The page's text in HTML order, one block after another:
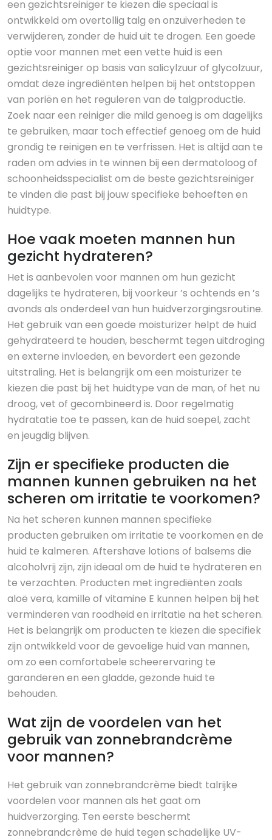
een gezichtsreiniger te kiezen die speciaal is
ontwikkeld om overtollig talg en onzuiverheden te
verwijderen, zonder de huid uit te drogen. Een goede
optie voor mannen met een vette huid is een
gezichtsreiniger op basis van salicylzuur of glycolzuur,
omdat deze ingrediënten helpen bij het ontstoppen
van poriën en het reguleren van de talgproductie.
Zoek naar een reiniger die mild genoeg is om dagelijks
te gebruiken, maar toch effectief genoeg om de huid
grondig te reinigen en te verfrissen. Het is altijd aan te
raden om advies in te winnen bij een dermatoloog of
schoonheidsspecialist om de beste gezichtsreiniger
te vinden die past bij jouw specifieke behoeften en
huidtype.
Hoe vaak moeten mannen hun
gezicht hydrateren?
Het is aanbevolen voor mannen om hun gezicht
dagelijks te hydrateren, bij voorkeur ’s ochtends en ’s
avonds als onderdeel van hun huidverzorgingsroutine.
Het gebruik van een goede moisturizer helpt de huid
gehydrateerd te houden, beschermt tegen uitdroging
en externe invloeden, en bevordert een gezonde
uitstraling. Het is belangrijk om een moisturizer te
kiezen die past bij het huidtype van de man, of het nu
droog, vet of gecombineerd is. Door regelmatig
hydratatie toe te passen, kan de huid soepel, zacht
en jeugdig blijven.
Zijn er specifieke producten die
mannen kunnen gebruiken na het
scheren om irritatie te voorkomen?
Na het scheren kunnen mannen specifieke
producten gebruiken om irritatie te voorkomen en de
huid te kalmeren. Aftershave lotions of balsems die
alcoholvrij zijn, zijn ideaal om de huid te hydrateren en
te verzachten. Producten met ingrediënten zoals
aloë vera, kamille of vitamine E kunnen helpen bij het
verminderen van roodheid en irritatie na het scheren.
Het is belangrijk om producten te kiezen die specifiek
zijn ontwikkeld voor de gevoelige huid van mannen,
om zo een comfortabele scheerervaring te
garanderen en een gladde, gezonde huid te
behouden.
Wat zijn de voordelen van het
gebruik van zonnebrandcrème
voor mannen?
Het gebruik van zonnebrandcrème biedt talrijke
voordelen voor mannen als het gaat om
huidverzorging. Ten eerste beschermt
zonnebrandcrème de huid tegen schadelijke UV-